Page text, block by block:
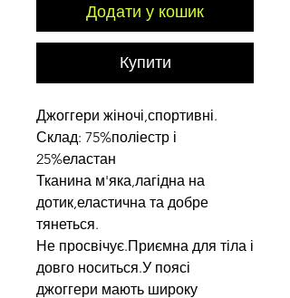
Додати у кошик
Купити
Джоггери жіночі,спортивні.
Склад: 75%поліестр і
25%еластан
Тканина м'яка,лагідна на
дотик,еластична та добре
тянеться.
Не просвічує.Приємна для тіла і
довго носиться.У поясі
джоггери мають широку